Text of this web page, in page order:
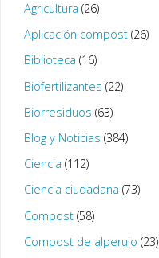
Agricultura (26)
Aplicación compost(26)
Biblioteca (16)
Biofertilizantes (22)
Biorresiduos (63)
Blog y Noticias (384)
Ciencia (112)
Ciencia ciudadana (73)
Compost(58)
Compost de alperujo (23)